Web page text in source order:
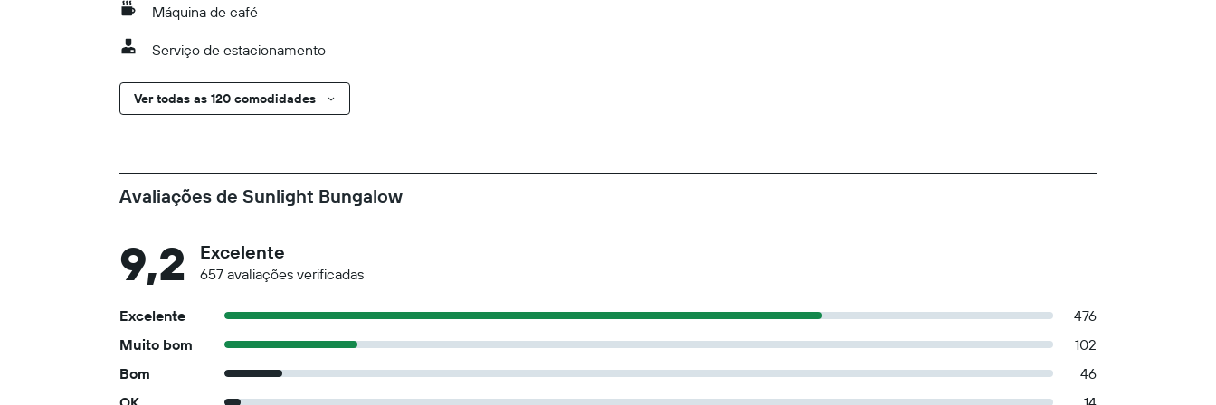
Máquina de café
Serviço de estacionamento
Ver todas as 120 comodidades
Avaliações de Sunlight Bungalow
9,2 Excelente
657 avaliações verificadas
Excelente
476
Muito bom
102
Bom
46